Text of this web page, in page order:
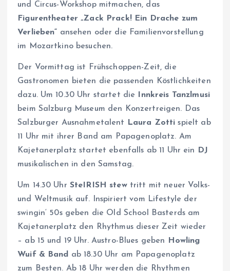
und Circus-Workshop mitmachen, das
Figurentheater „Zack Prack! Ein Drache zum
Verlieben“ ansehen oder die Familienvorstellung
im Mozartkino besuchen.
Der Vormittag ist Frühschoppen-Zeit, die
Gastronomen bieten die passenden Köstlichkeiten
dazu. Um 10.30 Uhr startet die Innkreis Tanzlmusi
beim Salzburg Museum den Konzertreigen. Das
Salzburger Ausnahmetalent
Laura Zotti spielt ab
11 Uhr mit ihrer Band am Papagenoplatz. Am
Kajetanerplatz startet ebenfalls ab 11 Uhr ein
DJ
musikalischen in den Samstag.
Um 14.30 Uhr SteIRISH stewtritt mit neuer Volks-
und Weltmusik auf. Inspiriert vom Lifestyle der
swingin‘ 50s geben die Old School Basterds am
Kajetanerplatz den Rhythmus dieser Zeit wieder
– ab 15 und 19 Uhr. Austro-Blues geben Howling
Wuif & Band ab 18.30 Uhr am Papagenoplatz
zum Besten. Ab 18 Uhr werden die Rhythmen